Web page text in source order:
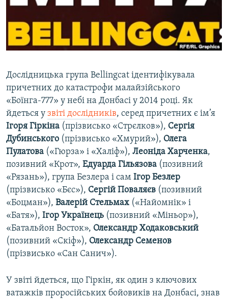
СВІДЧЕННЯ ОКУПАЦІЇ
УКРАЇНСЬКА ПРОБЛЕМА КРИМУ
Qırımtatar
Усі сайти RFE/RL
Дослідницька група Bellingcat ідентифікувала
причетних до катастрофи малайзійського
«Боїнга-777» у небі на Донбасі у 2014 році. Як
йдеться у звіті дослідників, серед причетних є ім’я
Ігоря Гіркіна (прізвисько «Стрєлков»), Сергія
Дубинського (прізвисько «Хмурий»), Олега
Пулатова («Гюрза» і «Халіф»), Леоніда Харченка,
позивний «Крот», Едуарда Гільязова (позивний
«Рязань»), група Безлера і сам Ігор Безлер
(прізвисько «Бєс»), Сергій Поваляєв (позивний
«Боцман»), Валерій Стельмах («Найомнік» і
«Батя»), Ігор Українець (позивний «Міньор»),
«Батальйон Восток», Олександр Ходаковський
(позивний «Скіф»), Олександр Семенов
(прізвисько «Сан Санич»).
У звіті йдеться, що Гіркін, як один з ключових
ватажків проросійських бойовиків на Донбасі, знав